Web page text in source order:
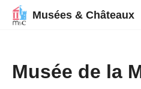
Musées & Châteaux
Musée de la